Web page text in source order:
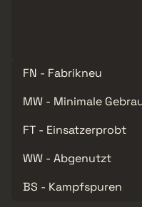
FN - Fabrikneu
MW - Minimale
FT - Einsatzerprobt
WW - Abgenutzt
BS - Kampfspuren